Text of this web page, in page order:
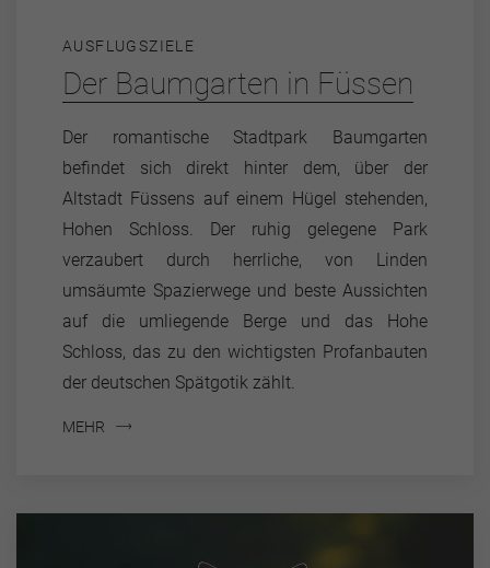
AUSFLUGSZIELE
Der Baumgarten in Füssen
Der romantische Stadtpark Baumgarten
befindet sich direkt hinter dem, über der
Altstadt Füssens auf einem Hügel stehenden,
Hohen Schloss. Der ruhig gelegene Park
verzaubert durch herrliche, von Linden
umsäumte Spazierwege und beste Aussichten
auf die umliegende Berge und das Hohe
Schloss, das zu den wichtigsten Profanbauten
der deutschen Spätgotik zählt.
MEHR